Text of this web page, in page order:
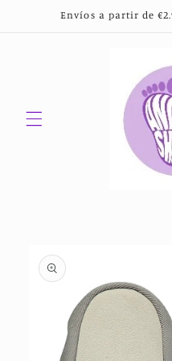
directamenteEnvíos a partir de
información
del producto